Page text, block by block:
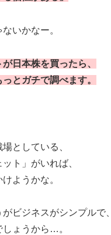
いかなー。
日本株を買ったら、
とガチで調べます。
としている、
ット」がいれば、
ようかな。
ビジネスがシンプルで、
ょうから…。